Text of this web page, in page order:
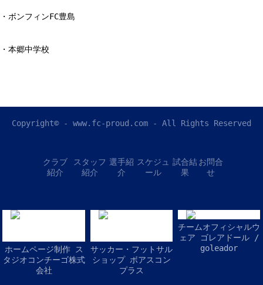
・ボンフィンFC豊島
・本郷中学校
Copyright© - www.fc-proud.com - All Rights Reserved
クラブ
紹介
スタッフ
紹介
選手紹
介
スケジュ
ール
試合結
果
お問合
せ
ホームページ制作 ス
タジオコンチーゴ株式
会社
サッカー・フットサル
ショップ ボアスコン
プラス
チームオフィシャルウ
ェア ゴレアドール /
goleador